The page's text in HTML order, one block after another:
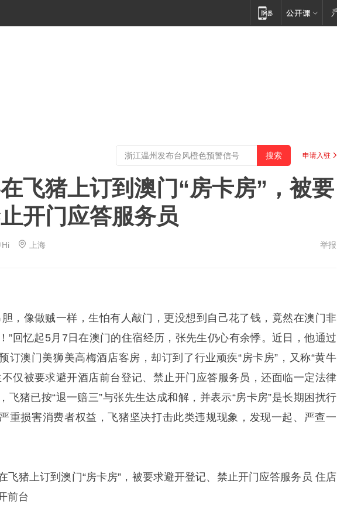
申请入驻
飞猪上订到澳门“房卡房”，被要
开门应答服务员
上海 举报
胆，像做贼一样，生怕有人敲门，更没想到自己花了钱，竟然在澳门非
”回忆起5月7日在澳门的住宿经历，张先生仍心有余悸。近日，他通过
订澳门美狮美高梅酒店客房，却订到了行业顽疾“房卡房”，又称“黄牛
不仅被要求避开酒店前台登记、禁止开门应答服务员，还面临一定法律
飞猪已按“退一赔三”与张先生达成和解，并表示“房卡房”是长期困扰行
重损害消费者权益，飞猪坚决打击此类违规现象，发现一起、严查一
飞猪上订到澳门“房卡房”，被要求避开登记、禁止开门应答服务员 住店
前台